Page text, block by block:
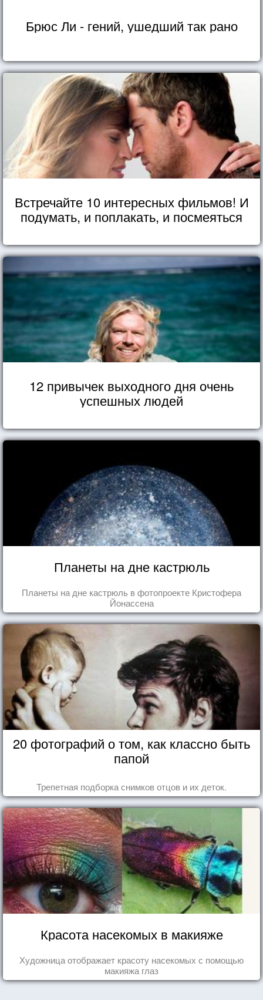
Брюс Ли - гений, ушедший так рано
Встречайте 10 интересных фильмов! И
подумать, и поплакать, и посмеяться
12 привычек выходного дня очень
успешных людей
Планеты на дне кастрюль
Планеты на дне кастрюль в фотопроекте Кристофера
Йонассена
20 фотографий о том, как классно быть
папой
Трепетная подборка снимков отцов и их деток.
Красота насекомых в макияже
Художница отображает красоту насекомых с помощью
макияжа глаз